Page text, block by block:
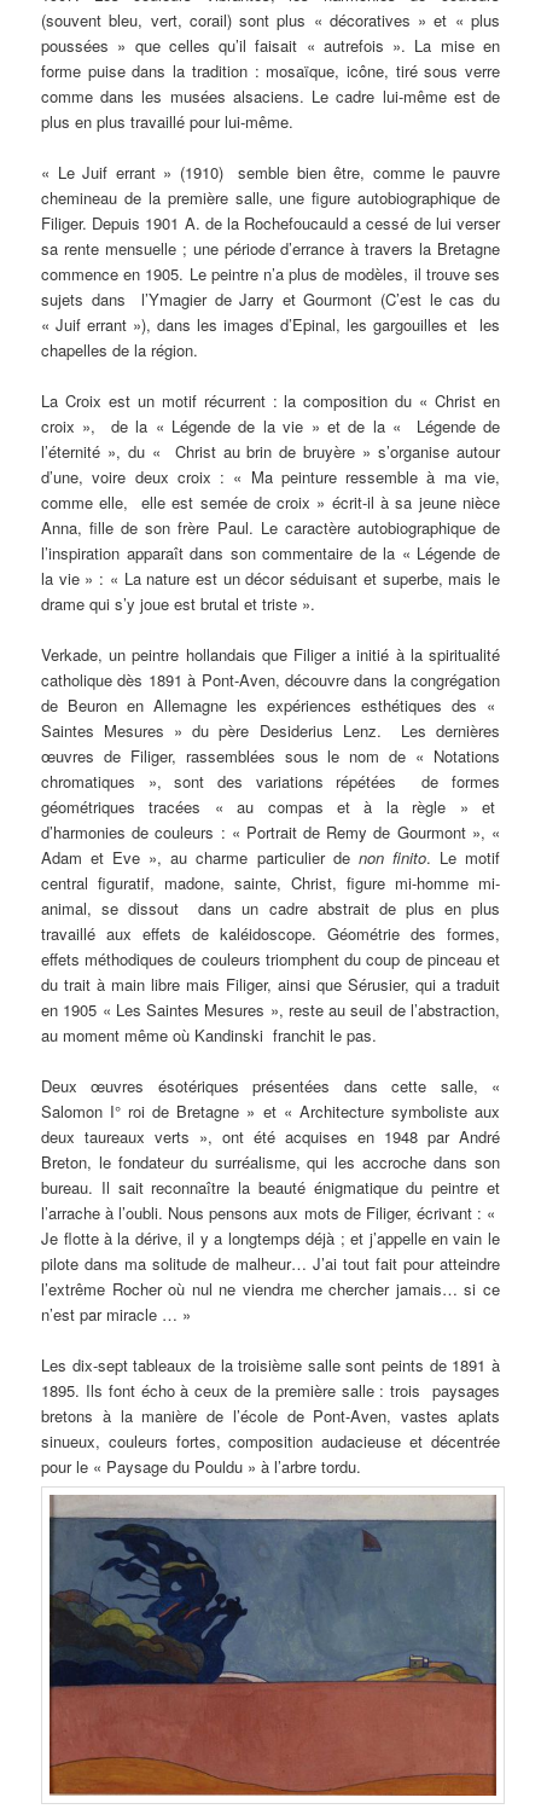
(souvent bleu, vert, corail) sont plus « décoratives » et « plus
poussées » que celles qu’il faisait « autrefois ». La mise en
forme puise dans la tradition : mosaïque, icône, tiré sous verre
comme dans les musées alsaciens. Le cadre lui-même est de
plus en plus travaillé pour lui-même.
« Le Juif errant » (1910) semble bien être, comme le pauvre
chemineau de la première salle, une figure autobiographique de
Filiger. Depuis 1901 A. de la Rochefoucauld a cessé de lui verser
sa rente mensuelle ; une période d’errance à travers la Bretagne
commence en 1905. Le peintre n’a plus de modèles, il trouve ses
sujets dans l’Ymagier de Jarry et Gourmont (C’est le cas du
« Juif errant »), dans les images d’Epinal, les gargouilles et les
chapelles de la région.
La Croix est un motif récurrent : la composition du « Christ en
croix », de la « Légende de la vie » et de la « Légende de
l’éternité », du « Christ au brin de bruyère » s’organise autour
d’une, voire deux croix : « Ma peinture ressemble à ma vie,
comme elle, elle est semée de croix » écrit-il à sa jeune nièce
Anna, fille de son frère Paul. Le caractère autobiographique de
l’inspiration apparaît dans son commentaire de la « Légende de
la vie » : « La nature est un décor séduisant et superbe, mais le
drame qui s’y joue est brutal et triste ».
Verkade, un peintre hollandais que Filiger a initié à la spiritualité
catholique dès 1891 à Pont-Aven, découvre dans la congrégation
de Beuron en Allemagne les expériences esthétiques des «
Saintes Mesures » du père Desiderius Lenz. Les dernières
œuvres de Filiger, rassemblées sous le nom de « Notations
chromatiques », sont des variations répétées de formes
géométriques tracées « au compas et à la règle » et
d’harmonies de couleurs : « Portrait de Remy de Gourmont », «
Adam et Eve », au charme particulier de non finito. Le motif
central figuratif, madone, sainte, Christ, figure mi-homme mi-
animal, se dissout dans un cadre abstrait de plus en plus
travaillé aux effets de kaléidoscope. Géométrie des formes,
effets méthodiques de couleurs triomphent du coup de pinceau et
du trait à main libre mais Filiger, ainsi que Sérusier, qui a traduit
en 1905 « Les Saintes Mesures », reste au seuil de l’abstraction,
au moment même où Kandinski franchit le pas.
Deux œuvres ésotériques présentées dans cette salle, «
Salomon I° roi de Bretagne » et « Architecture symboliste aux
deux taureaux verts », ont été acquises en 1948 par André
Breton, le fondateur du surréalisme, qui les accroche dans son
bureau. Il sait reconnaître la beauté énigmatique du peintre et
l’arrache à l’oubli. Nous pensons aux mots de Filiger, écrivant : «
Je flotte à la dérive, il y a longtemps déjà ; et j’appelle en vain le
pilote dans ma solitude de malheur… J’ai tout fait pour atteindre
l’extrême Rocher où nul ne viendra me chercher jamais… si ce
n’est par miracle … »
Les dix-sept tableaux de la troisième salle sont peints de 1891 à
1895. Ils font écho à ceux de la première salle : trois paysages
bretons à la manière de l’école de Pont-Aven, vastes aplats
sinueux, couleurs fortes, composition audacieuse et décentrée
pour le « Paysage du Pouldu » à l’arbre tordu.